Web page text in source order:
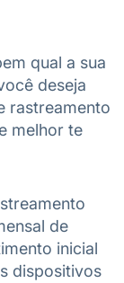
qual a sua
deseja
rastreamento
melhor te
de
inicial
dispositivos